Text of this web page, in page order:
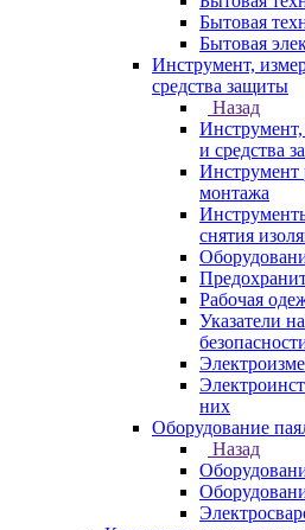
Бытовая
Бытовая
Инструмент,
средства защиты
Назад
и средства
Инструмент
монтажа
снятия
Рабочая
Указатели
них
Оборудование
Назад